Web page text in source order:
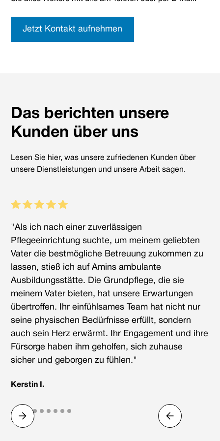
beraten lassen, um die optimale Pflege und
Jetzt Kontakt aufnehmen
Das berichten unsere
Kunden über uns
Lesen Sie hier, was unsere zufriedenen Kunden über
unsere Dienstleistungen und unsere Arbeit sagen.
"Als ich nach einer zuverlässigen
Pflegeeinrichtung suchte, um meinem geliebten
Vater die bestmögliche Betreuung zukommen zu
lassen, stieß ich auf Amins ambulante
Ausbildungsstätte. Die Grundpflege, die sie
meinem Vater bieten, hat unsere Erwartungen
übertroffen. Ihr einfühlsames Team hat nicht nur
seine physischen Bedürfnisse erfüllt, sondern
auch sein Herz erwärmt. Ihr Engagement und ihre
Fürsorge haben ihm geholfen, sich zuhause
sicher und geborgen zu fühlen."
Kerstin I.